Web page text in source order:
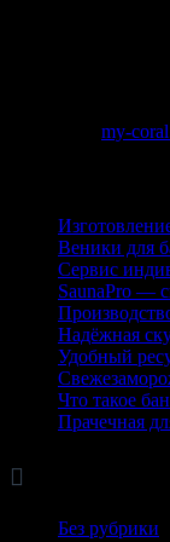
my-
Веники для
Сервис
SaunaPro —
Надёжная
Удобный
Что такое
Прачечная

Без рубрики